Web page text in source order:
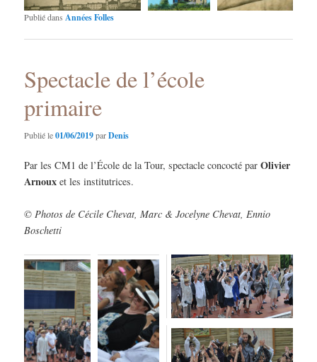
Publié dans Années Folles
Spectacle de l’école
primaire
Publié le01/06/2019parDenis
Par les CM1 de l’École de la Tour, spectacle concocté parOlivier
Arnoux et les institutrices.
© Photos de Cécile Chevat, Marc & Jocelyne Chevat, Ennio
Boschetti